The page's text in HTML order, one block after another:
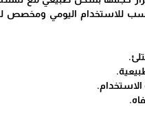
للاستخدام اليومي ومخصص